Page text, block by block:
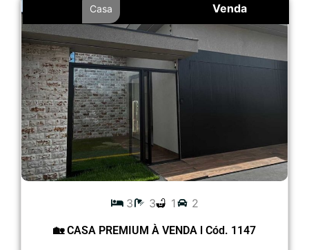
Venda
Casa
3 3 1 2
🏡 CASA PREMIUM À VENDA l Cód. 1147